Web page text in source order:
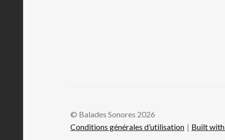
© Balades Sonores 2026
Conditions générales d’utilisation
Built